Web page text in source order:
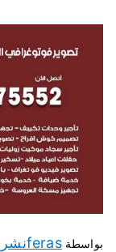
بواسطةferas